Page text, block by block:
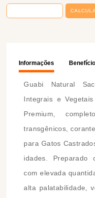
Informações
Guabi Natural
Integrais e
Premium,
transgênicos,
para Gatos
idades. Preparado
com elevada
alta palatabilidade,